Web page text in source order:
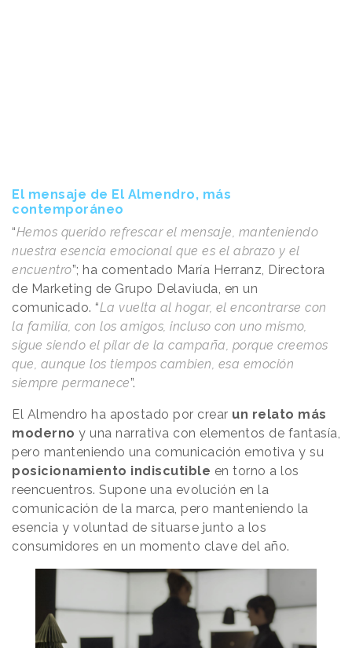
El mensaje de El Almendro, más
contemporáneo
“Hemos querido refrescar el mensaje, manteniendo
nuestra esencia emocional que es el abrazo y el
encuentro”; ha comentado María Herranz, Directora
de Marketing de Grupo Delaviuda, en un
comunicado. “La vuelta al hogar, el encontrarse con
la familia, con los amigos, incluso con uno mismo,
sigue siendo el pilar de la campaña, porque creemos
que, aunque los tiempos cambien, esa emoción
siempre permanece”.
El Almendro ha apostado por crear un relato más
moderno y una narrativa con elementos de fantasía,
pero manteniendo una comunicación emotiva y su
posicionamiento indiscutible en torno a los
reencuentros. Supone una evolución en la
comunicación de la marca, pero manteniendo la
esencia y voluntad de situarse junto a los
consumidores en un momento clave del año.